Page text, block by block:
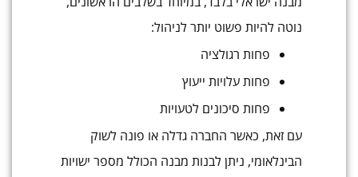
נוטה להיות פשוט יותר לניהול:
פחות רגולציה
פחות עלויות ייעוץ
פחות סיכונים לטעויות
עם זאת, כאשר החברה גדלה או פונה לשוק
הבינלאומי, ניתן לבנות מבנה הכולל מספר ישויות